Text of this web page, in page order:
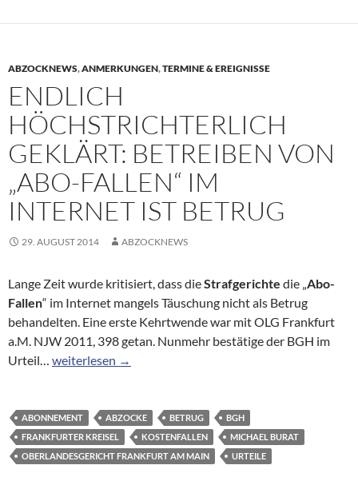
ABZOCKNEWS,ANMERKUNGEN,TERMINE & EREIGNISSE
ENDLICH
HÖCHSTRICHTERLICH
GEKLÄRT: BETREIBEN VON
„ABO-FALLEN“ IM
INTERNET IST BETRUG
29. AUGUST 2014 ABZOCKNEWS
Lange Zeit wurde kritisiert, dass dieStrafgerichte die „Abo-
Fallen“ im Internet mangels Täuschung nicht als Betrug
behandelten. Eine erste Kehrtwende war mit OLG Frankfurt
a.M. NJW 2011, 398 getan. Nunmehr bestätige der BGH im
Urteil… Endlich höchstrichterlich geklärt: Betreiben von „Abo-
weiterlesen →
ABONNEMENT ABZOCKE BETRUG
BGH
FRANKFURTER KREISEL
KOSTENFALLEN
MICHAEL BURAT
OBERLANDESGERICHT FRANKFURT AM MAIN
URTEILE